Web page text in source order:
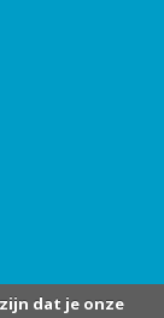
dat je onze